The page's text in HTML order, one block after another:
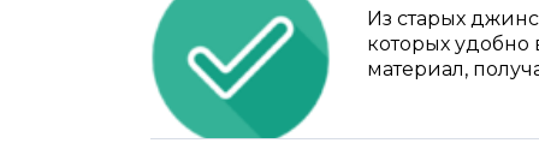
Из старых
которых удобно
материал,